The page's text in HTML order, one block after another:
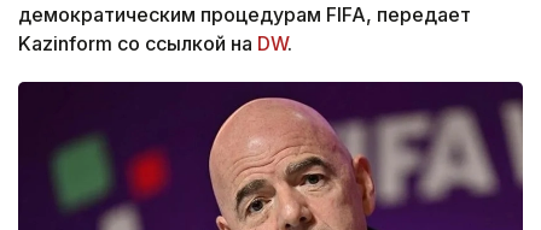
демократическим процедурам FIFA, передает
Kazinform со ссылкой на DW.